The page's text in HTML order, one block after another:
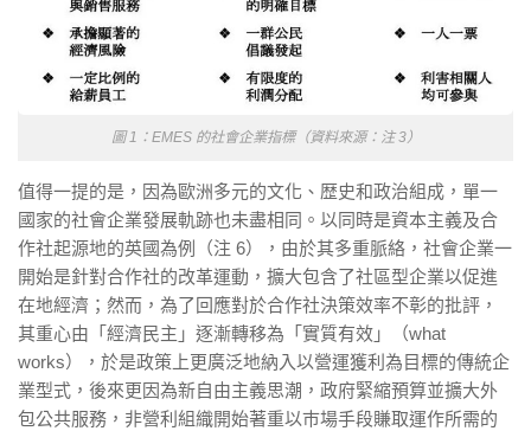
圖 1：EMES 的社會企業指標（資料來源：注 3）
值得一提的是，因為歐洲多元的文化、歴史和政治組成，單一
國家的社會企業發展軌跡也未盡相同。以同時是資本主義及合
作社起源地的英國為例（注 6），由於其多重脈絡，社會企業一
開始是針對合作社的改革運動，擴大包含了社區型企業以促進
在地經濟；然而，為了回應對於合作社決策效率不彰的批評，
其重心由「經濟民主」逐漸轉移為「實質有效」（what
works），於是政策上更廣泛地納入以營運獲利為目標的傳統企
業型式，後來更因為新自由主義思潮，政府緊縮預算並擴大外
包公共服務，非營利組織開始著重以巿場手段賺取運作所需的